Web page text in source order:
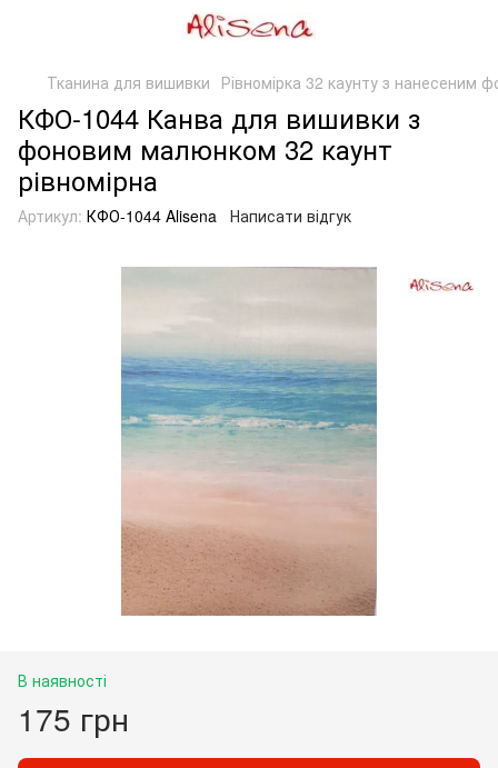
Тканина для вишивки Рівномірка 32 каунту з нанесеним
КФО-1044 Канва для вишивки з
фоновим малюнком 32 каунт
рівномірна
Артикул: КФО-1044 Alisena Написати відгук
В наявності
175 грн